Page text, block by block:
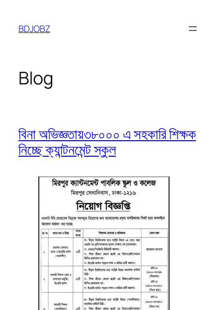
content
BDJOBZ
Blog
বিনা অভিজ্ঞতায়৩৮০০০ এ সহকারি শিক্ষক
নিচ্ছে ক্যান্টনমেন্ট স্কুল